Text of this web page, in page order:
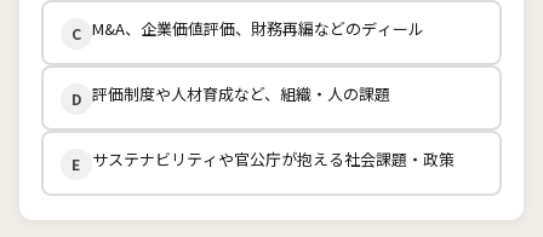
C M&A、企業価値評価、財務再編などのディール
D 評価制度や人材育成など、組織・人の課題
E サステナビリティや官公庁が抱える社会課題・政策